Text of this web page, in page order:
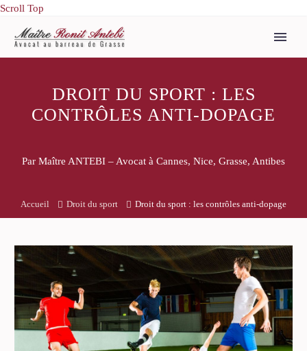
Scroll Top
DROIT DU SPORT : LES
CONTRÔLES ANTI-DOPAGE
Par Maître ANTEBI – Avocat à Cannes, Nice, Grasse, Antibes
Accueil Droit du sport Droit du sport : les contrôles anti-dopage